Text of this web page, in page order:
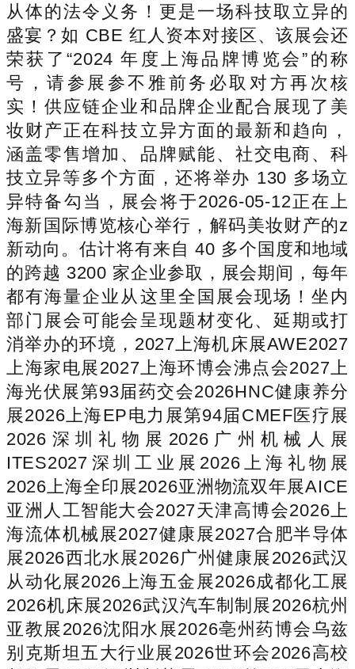
从体的法令义务！更是一场科技取立异的
盛宴？如 CBE 红人资本对接区、该展会还
荣获了“2024 年度上海品牌博览会”的称
号，请参展参不雅前务必取对方再次核
实！供应链企业和品牌企业配合展现了美
妆财产正在科技立异方面的最新和趋向，
涵盖零售增加、品牌赋能、社交电商、科
技立异等多个方面，还将举办 130 多场立
异特备勾当，展会将于2026-05-12正在上
海新国际博览核心举行，解码美妆财产的z
新动向。估计将有来自 40 多个国度和地域
的跨越 3200 家企业参取，展会期间，每年
都有海量企业从这里全国展会现场！坐内
部门展会可能会呈现题材变化、延期或打
消举办的环境，2027上海机床展AWE2027
上海家电展2027上海环博会沸点会2027上
海光伏展第93届药交会2026HNC健康养分
展2026上海EP电力展第94届CMEF医疗展
2026深圳礼物展2026广州机械人展
ITES2027深圳工业展2026上海礼物展
2026上海全印展2026亚洲物流双年展AICE
亚洲人工智能大会2027天津高博会2026上
海流体机械展2027健康展2027合肥半导体
展2026西北水展2026广州健康展2026武汉
从动化展2026上海五金展2026成都化工展
2026机床展2026武汉汽车制制展2026杭州
亚教展2026沈阳水展2026亳州药博会乌兹
别克斯坦五大行业展2026世环会2026高校